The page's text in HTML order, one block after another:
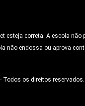
correta. A escola
endossa ou aprova
Todos os direitos reservados.